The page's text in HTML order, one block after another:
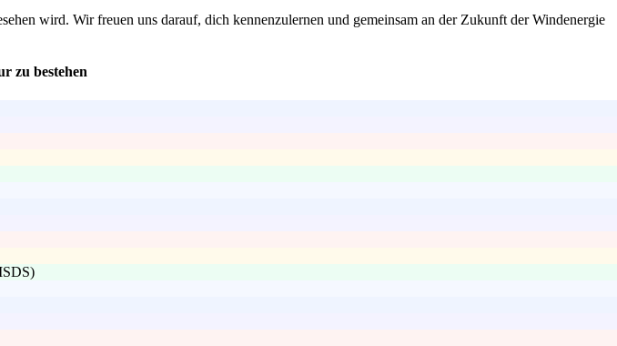
wird. Wir freuen uns darauf, dich kennenzulernen und gemeinsam an der Zukunft der Windenergie
zu bestehen